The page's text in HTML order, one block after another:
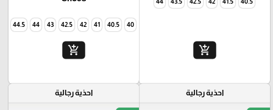
add_shopping_cart
40
40.5
41
42
42.5
43
44
44.5
add_shopping_cart
احذية رجالية احذية رجالية